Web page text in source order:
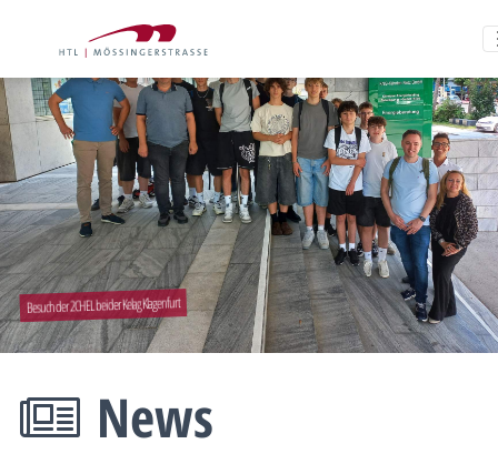
Besuch der 2CHEL bei der Kelag Klagenfurt
News